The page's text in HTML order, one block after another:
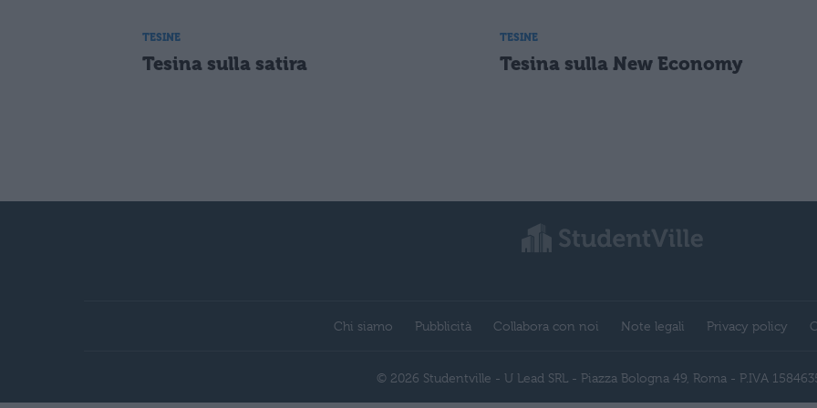
TESINE
Tesina sulla satira
TESINE
Tesina sulla New Economy
Chi siamo Pubblicità Collabora con noi Note legali Privacy policy
© 2026 Studentville - U Lead SRL - Piazza Bologna 49, Roma - P.IVA